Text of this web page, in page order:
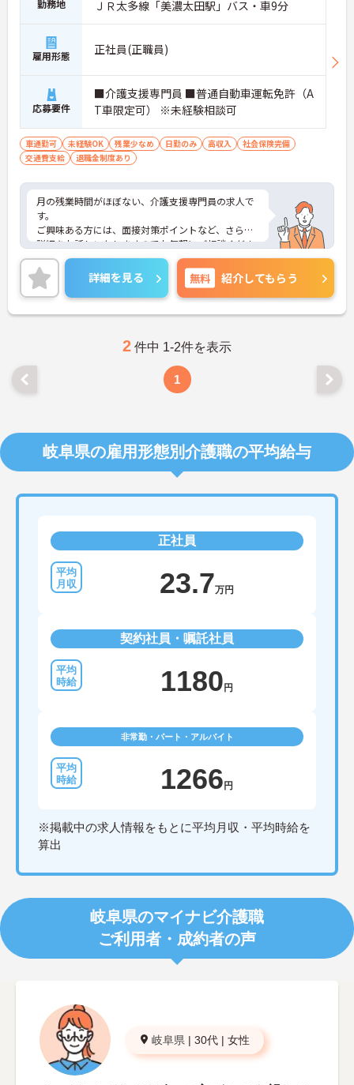
勤務地 ＪＲ太多線「美濃太田駅」バス・車9分
雇用形態 正社員(正職員)
応募要件
■介護支援専門員 ■普通自動車運転免許（A
T車限定可） ※未経験相談可
車通勤可 未経験OK 残業少なめ 日勤のみ 高収入
社会保険完備
交通費支給
退職金制度あり
月の残業時間がほぼない、介護支援専門員の求人で
す。
ご興味ある方には、面接対策ポイントなど、さらに
詳細をお話しいたしますのでお気軽にご相談くださ
い！
詳細を見る 無料 紹介してもらう
2 件中 1-2件を表示
1
岐阜県の雇用形態別介護職の平均給与
正社員
23.7万円
契約社員・嘱託社員
1180 円
非常勤・パート・アルバイト
1266 円
※掲載中の求人情報をもとに平均月収・平均時給を
算出
岐阜県のマイナビ介護職
ご利用者・成約者の声
岐阜県 | 30代 | 女性